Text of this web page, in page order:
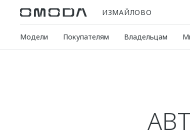
ИЗМАЙЛОВО
Модели Покупателям Владельцам